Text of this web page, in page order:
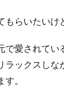
もらいたいけ
で愛されて
ラックスし
。